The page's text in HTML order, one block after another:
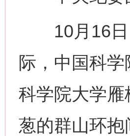
10月16日
际，中国科
科学院大学
葱的群山环